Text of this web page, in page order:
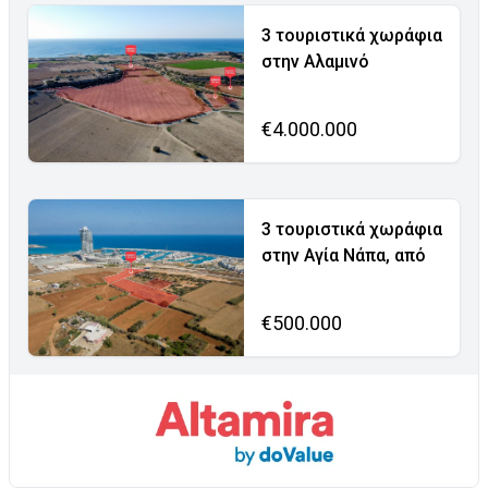
3 τουριστικά χωράφια
στην Αλαμινό
€4.000.000
3 τουριστικά χωράφια
στην Αγία Νάπα, από
€500.000